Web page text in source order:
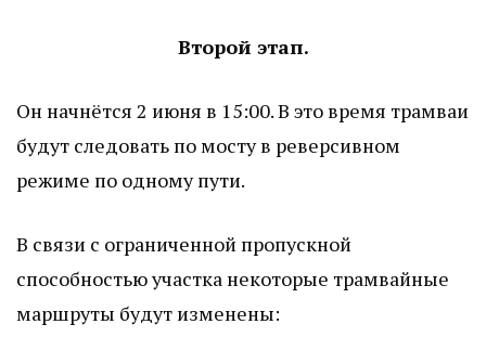
Второй этап.
Он начнётся 2 июня в 15:00. В это время трамваи
будут следовать по мосту в реверсивном
режиме по одному пути.
В связи с ограниченной пропускной
способностью участка некоторые трамвайные
маршруты будут изменены: